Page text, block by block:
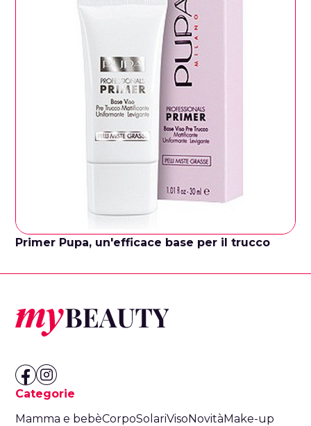
Primer Pupa, un'efficace base per il trucco
Categorie
Mamma e bebèCorpoSolariViso Novità Make-up